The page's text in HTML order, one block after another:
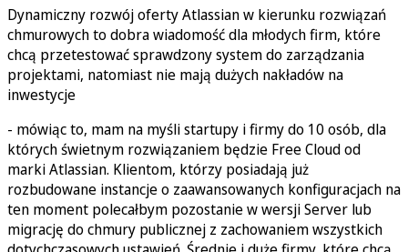
Dynamiczny rozwój oferty Atlassian w kierunku rozwiązań
chmurowych to dobra wiadomość dla młodych firm, które
chcą przetestować sprawdzony system do zarządzania
projektami, natomiast nie mają dużych nakładów na
inwestycje
- mówiąc to, mam na myśli startupy i firmy do 10 osób, dla
których świetnym rozwiązaniem będzie Free Cloud od
marki Atlassian. Klientom, którzy posiadają już
rozbudowane instancje o zaawansowanych konfiguracjach na
ten moment polecałbym pozostanie w wersji Server lub
migrację do chmury publicznej z zachowaniem wszystkich